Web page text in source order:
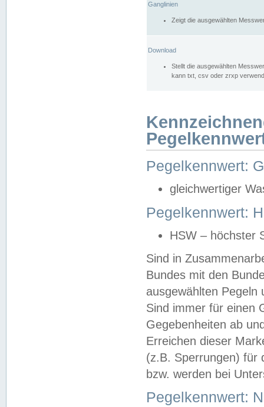
Ganglinien
Zeigt die ausgewählten
Download
Stellt die ausgewählten
kann txt, csv oder zrxp
Pegelkennwert:
gleichwertiger
Pegelkennwert:
HSW – höchster
Sind in
Bundes mit den
ausgewählten
Sind immer für einen
Gegebenheiten ab
Erreichen dieser
(z.B. Sperrungen) für
bzw. werden bei
Pegelkennwert: